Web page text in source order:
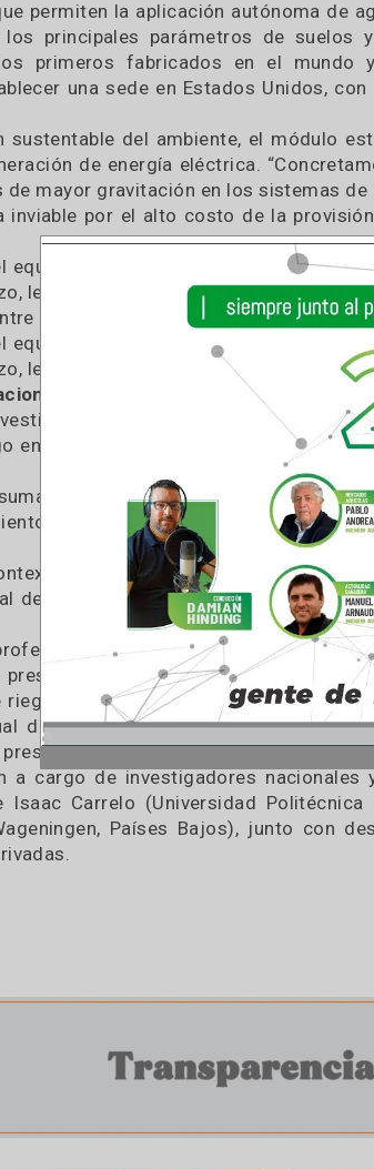
con riego
de rápido crecimiento del
recibe el aporte de equipamiento
en estudios geoeléctricos,
y comercializadoras de
que transforma la máquina de
que permiten la aplicación
los principales parámetros de
los primeros fabricados en el
una sede en Estados
sustentable del ambiente, el
de energía eléctrica.
de mayor gravitación en los
inviable por el alto costo de la
el equipo construido podrá
lenteja y arveja. También se
entre otras.
el equipo construido podrá
lenteja y arveja.
investigación, la estación
en cultivos extensivos más
–sumada a la articulación con un
técnico en el territorio–
de la sexta edición de la
de Agua del INTA el 22 y 23
profesionales y estudiantes
presentarán experiencias
riego, uso de aguas residuales,
del recurso hídrico en la
a cargo de investigadores
e Isaac Carrelo (Universidad
privadas.